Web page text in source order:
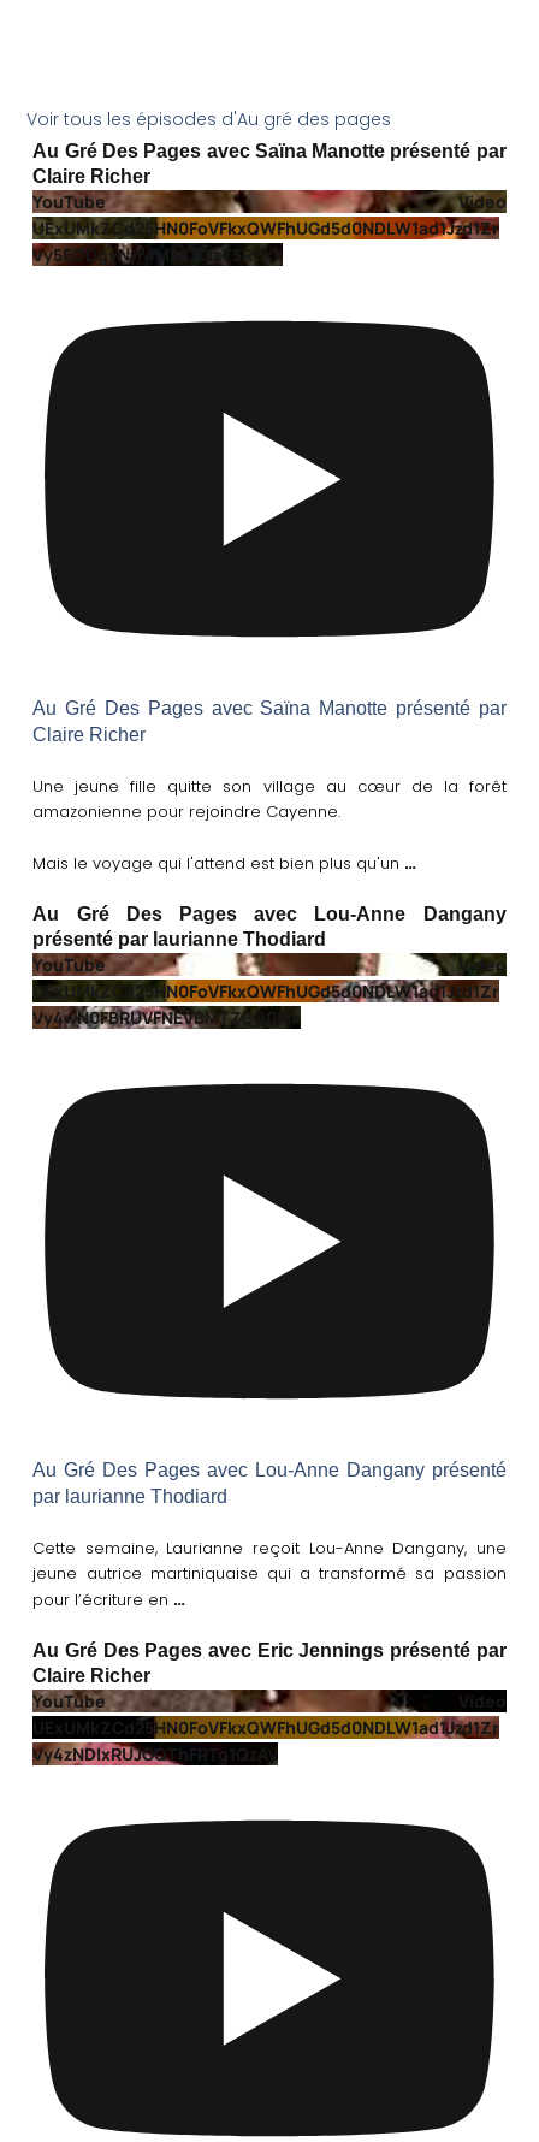
Voir tous les épisodes d'Au gré des pages
Au Gré Des Pages avec Saïna Manotte présenté par
Claire Richer
YouTube Video
UExUMkZCd25HN0FoVFkxQWFhUGd5d0NDLW1ad1Jzd1Zr
Vy5EODgyNjY4MzA3QzY5RTkx
Au Gré Des Pages avec Saïna Manotte présenté par
Claire Richer
Une jeune fille quitte son village au cœur de la forêt
amazonienne pour rejoindre Cayenne.
Mais le voyage qui l'attend est bien plus qu'un …
Au Gré Des Pages avec Lou-Anne Dangany
présenté par laurianne Thodiard
YouTube Video
UExUMkZCd25HN0FoVFkxQWFhUGd5d0NDLW1ad1Jzd1Zr
Vy4wN0FBRUVFNEVBMTZBQ0Mx
Au Gré Des Pages avec Lou-Anne Dangany présenté
par laurianne Thodiard
Cette semaine, Laurianne reçoit Lou-Anne Dangany, une
jeune autrice martiniquaise qui a transformé sa passion
pour l’écriture en …
Au Gré Des Pages avec Eric Jennings présenté par
Claire Richer
YouTube Video
UExUMkZCd25HN0FoVFkxQWFhUGd5d0NDLW1ad1Jzd1Zr
Vy4zNDIxRUJGQThFRTg1QzAy